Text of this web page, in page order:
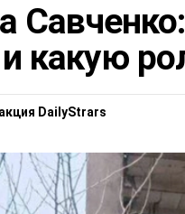
какую
DailyStrars